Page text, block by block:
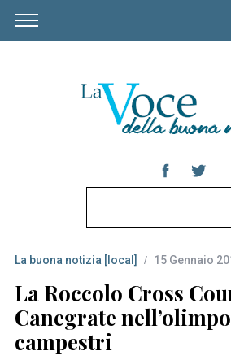
r
c
h
f
o
La buona notizia [local] 15 Gennaio
La Roccolo Cross
Canegrate
campestri